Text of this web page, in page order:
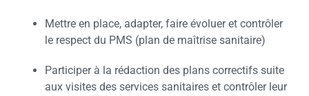
Mettre en place, adapter, faire évoluer et contrôler
le respect du PMS (plan de maîtrise sanitaire)
Participer à la rédaction des plans correctifs suite
aux visites des services sanitaires et contrôler leur